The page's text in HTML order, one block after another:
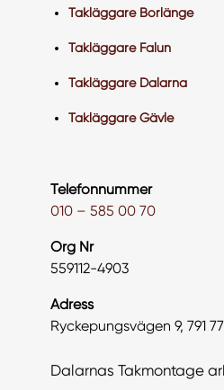
Takläggare Borlänge
Takläggare Falun
Takläggare Dalarna
Takläggare Gävle
Telefonnummer
010 – 585 00 70
Org Nr
559112-4903
Adress
Ryckepungsvägen 9, 791
Dalarnas Takmontage